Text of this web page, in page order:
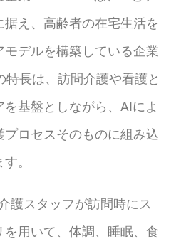
据え、高齢者の在宅生活を
デルを構築している企業
特長は、訪問介護や看護と
基盤としながら、AIによ
プロセスそのものに組み込
。
護スタッフが訪問時にス
用いて、体調、睡眠、食